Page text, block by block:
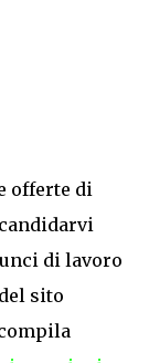
offerte di
di lavoro
sito